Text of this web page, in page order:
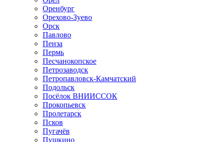
Оренбург
Орехово-Зуево
Орск
Павлово
Пенза
Пермь
Песчанокопское
Петрозаводск
Петропавловск-Камчатский
Подольск
Посёлок ВНИИССОК
Прокопьевск
Пролетарск
Псков
Пугачёв
Пушкино